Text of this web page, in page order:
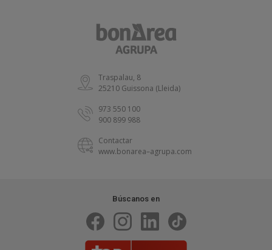
Traspalau, 8
25210 Guissona (Lleida)
973 550 100
900 899 988
Contactar
www.bonarea–agrupa.com
Búscanos en